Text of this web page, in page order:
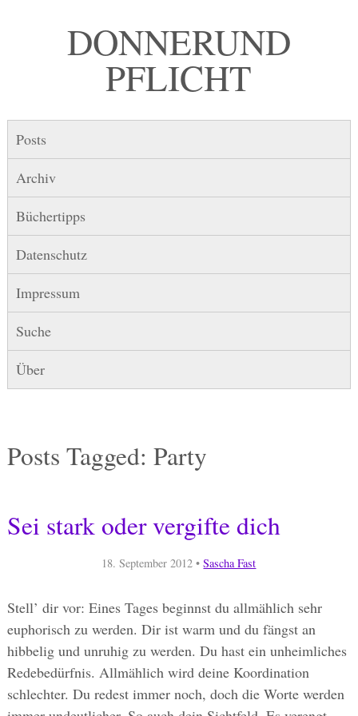
DONNER UND
PFLICHT
Posts
Archiv
Büchertipps
Datenschutz
Impressum
Suche
Über
Posts Tagged: Party
Sei stark oder vergifte dich
18. September 2012 •Sascha Fast
Stell’ dir vor: Eines Tages beginnst du allmählich sehr
euphorisch zu werden. Dir ist warm und du fängst an
hibbelig und unruhig zu werden. Du hast ein unheimliches
Redebedürfnis. Allmählich wird deine Koordination
schlechter. Du redest immer noch, doch die Worte werden